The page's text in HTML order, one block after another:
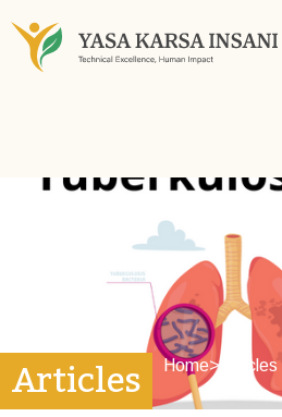
Articles Home> Articles